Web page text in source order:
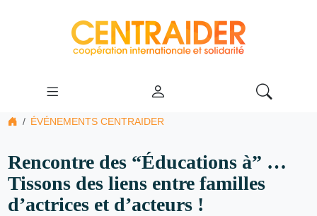
ÉVÉNEMENTS CENTRAIDER
Rencontre des “Éducations à” …
Tissons des liens entre familles
d’actrices et d’acteurs !